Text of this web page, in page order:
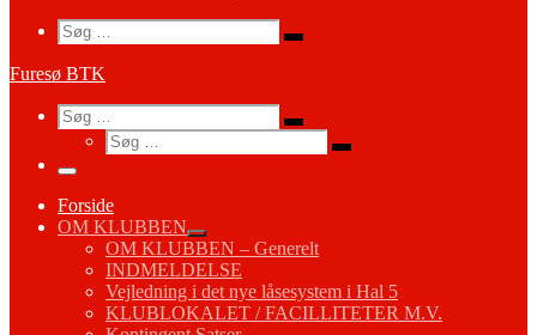
Search
Søg
Søg
Furesø BTK
Search
Søg
Søg
Søg
Søg
Menu
Forside
OM KLUBBEN
OM KLUBBEN – Generelt
INDMELDELSE
Vejledning i det nye låsesystem i Hal 5
KLUBLOKALET / FACILLITETER M.V.